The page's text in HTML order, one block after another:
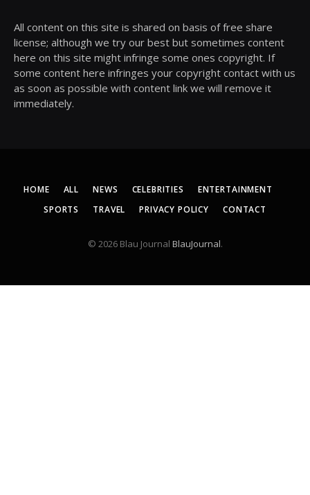
All content on this site is shared on basis of free share
license; although we try our best but sometimes content
here on this site might infringe some ones copyright. If
some content here infringes your copyright contact with us
as soon as possible with content link we will remove it
immediately.
HOME ALL NEWS CELEBRITIES
ENTERTAINMENT
SPORTS
TRAVEL PRIVACY POLICY CONTACT
© 2026 Blau Journal BlauJournal.